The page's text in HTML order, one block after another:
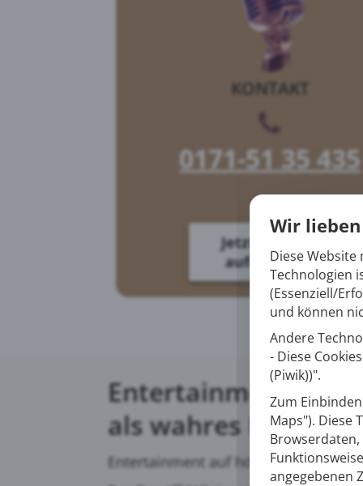
KONTAKT
0171-51 35 435
Jetzt Kontakt
aufnehmen!
Entertainment auf
als wahres
Entertainment auf höchstem
Wir
Diese Website
Technologien
(Essenziell/
und können
Andere
- Diese
(Piwik))".
Zum
Maps"). Diese
angegebenen